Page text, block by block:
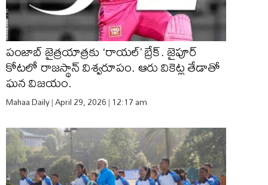
పంజాబ్ జైత్రయాత్రకు ‘రాయల్’ బ్రేక్. జైపూర్
కోటలో రాజస్థాన్ విశ్వరూపం. ఆరు వికెట్ల తేడాతో
ఘన విజయం.
Mahaa Daily April 29, 2026 12:17 am